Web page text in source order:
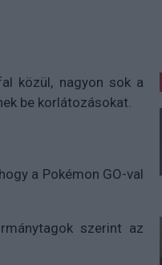
közül, nagyon sok a
be korlátozásokat.
a Pokémon GO-val
szerint az